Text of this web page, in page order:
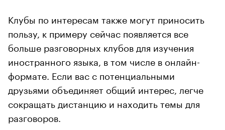
Клубы по интересам также могут приносить
пользу, к примеру сейчас появляется все
больше разговорных клубов для изучения
иностранного языка, в том числе в онлайн-
формате. Если вас с потенциальными
друзьями объединяет общий интерес, легче
сокращать дистанцию и находить темы для
разговоров.